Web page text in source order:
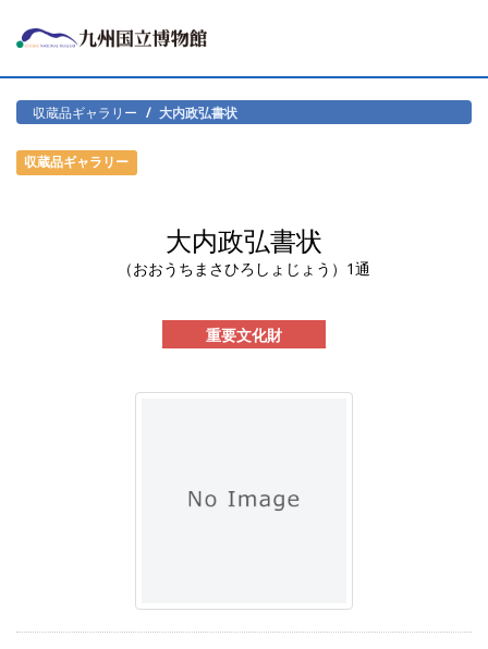
収蔵品ギャラリー 大内政弘書状
収蔵品ギャラリー
大内政弘書状
（おおうちまさひろしょじょう）1通
重要文化財